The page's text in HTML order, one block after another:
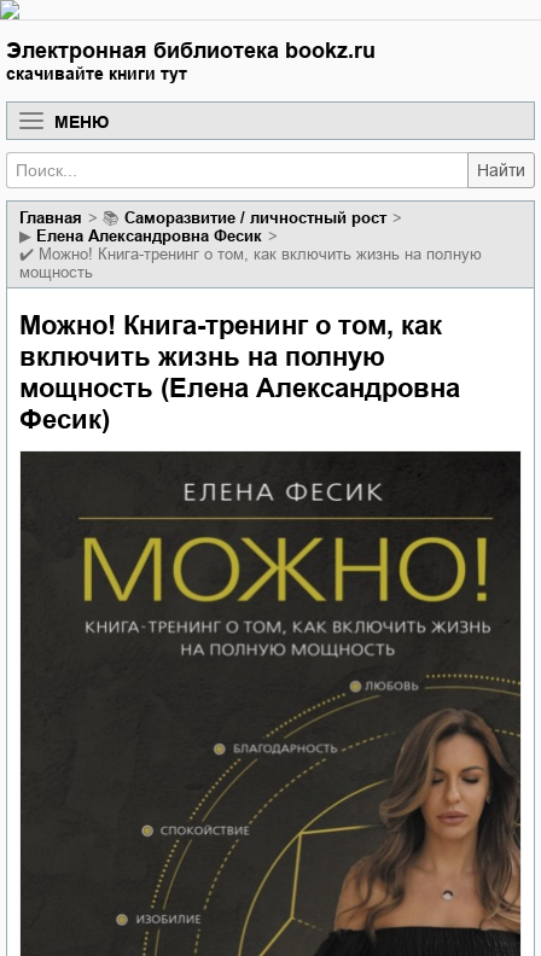
Электронная библиотека bookz.ru
скачивайте книги тут
МЕНЮ
Найти
Главная 📚
саморазвитие / личностный рост
▶ Елена Александровна Фесик
✔️ Можно! Книга-тренинг о том, как включить жизнь на полную
мощность
Можно! Книга-тренинг о том, как
включить жизнь на полную
мощность (Елена Александровна
Фесик)